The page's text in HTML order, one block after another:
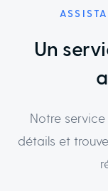
Un
Notre
détails et